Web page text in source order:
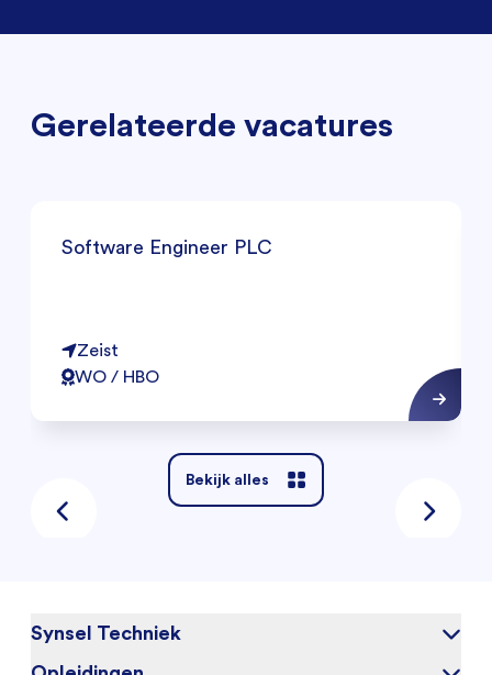
Gerelateerde vacatures
Software Engineer PLC
Zeist
WO / HBO
Bekijk alles
Synsel Techniek